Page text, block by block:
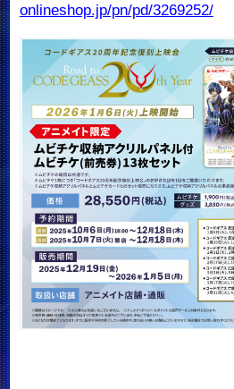
onlineshop.jp/pn/pd/3269252/